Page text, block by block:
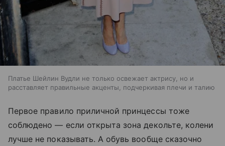
Платье Шейлин Вудли не только освежает актрису, но и
расставляет правильные акценты, подчеркивая плечи и талию
Первое правило приличной принцессы тоже
соблюдено — если открыта зона декольте, колени
лучше не показывать. А обувь вообще сказочно